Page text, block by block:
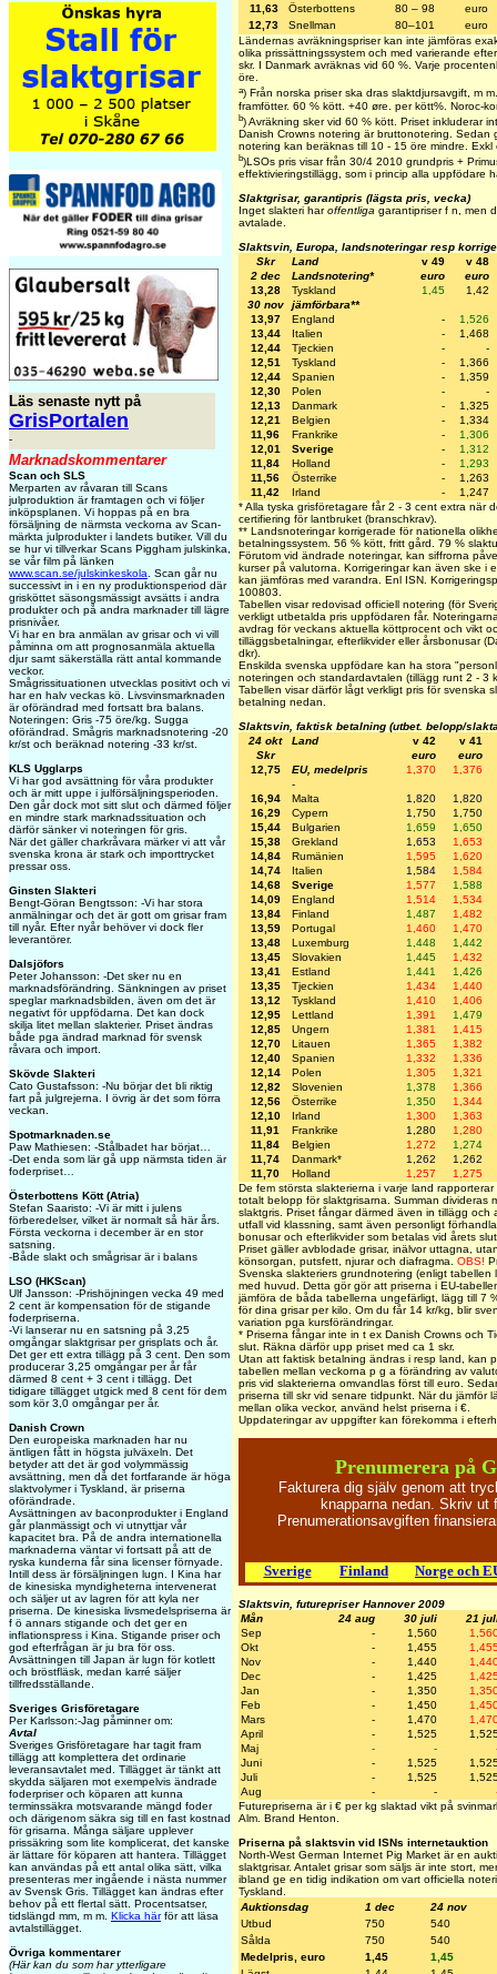
Läs senaste nytt på
GrisPortalen
-
Marknadskommentarer
Scan och SLS
Merparten av råvaran till Scans
julproduktion är framtagen och vi följer
inköpsplanen. Vi hoppas på en bra
försäljning de närmsta veckorna av Scan-
märkta julprodukter i landets butiker. Vill du
se hur vi tillverkar Scans Piggham julskinka,
se vår film på länken
www.scan.se/julskinkeskola . Scan går nu
successivt in i en ny produktionsperiod där
grisköttet säsongsmässigt avsätts i andra
produkter och på andra marknader till lägre
prisnivåer.
Vi har en bra anmälan av grisar och vi vill
påminna om att prognosanmäla aktuella
djur samt säkerställa rätt antal kommande
veckor.
Smågrissituationen utvecklas positivt och vi
har en halv veckas kö. Livsvinsmarknaden
är oförändrad med fortsatt bra balans.
Noteringen: Gris -75 öre/kg. Sugga
oförändrad. Smågris marknadsnotering -20
kr/st och beräknad notering -33 kr/st.
KLS Ugglarps
Vi har god avsättning för våra produkter
och är mitt uppe i julförsäljningsperioden.
Den går dock mot sitt slut och därmed följer
en mindre stark marknadssituation och
därför sänker vi noteringen för gris.
När det gäller charkråvara märker vi att vår
svenska krona är stark och importtrycket
pressar oss.
Ginsten Slakteri
Bengt-Göran Bengtsson: -Vi har stora
anmälningar och det är gott om grisar fram
till nyår. Efter nyår behöver vi dock fler
leverantörer.
Dalsjöfors
Peter Johansson: -Det sker nu en
marknadsförändring. Sänkningen av priset
speglar marknadsbilden, även om det är
negativt för uppfödarna. Det kan dock
skilja litet mellan slakterier. Priset ändras
både pga ändrad marknad för svensk
råvara och import.
Skövde Slakteri
Cato Gustafsson: -Nu börjar det bli riktig
fart på julgrejerna. I övrig är det som förra
veckan.
Spotmarknaden.se
Paw Mathiesen: -Stålbadet har börjat…
-Det enda som lär gå upp närmsta tiden är
foderpriset…
Österbottens Kött (Atria)
Stefan Saaristo: -Vi är mitt i julens
förberedelser, vilket är normalt så här års.
Första veckorna i december är en stor
satsning.
-Både slakt och smågrisar är i balans
LSO (HKScan)
Ulf Jansson: -Prishöjningen vecka 49 med
2 cent är kompensation för de stigande
foderpriserna.
-Vi lanserar nu en satsning på 3,25
omgångar slaktgrisar per grisplats och år.
Det ger ett extra tillägg på 3 cent. Den som
producerar 3,25 omgångar per år får
därmed 8 cent + 3 cent i tillägg. Det
tidigare tillägget utgick med 8 cent för dem
som kör 3,0 omgångar per år.
Danish Crown
Den europeiska marknaden har nu
äntligen fått in högsta julväxeln. Det
betyder att det är god volymmässig
avsättning, men då det fortfarande är höga
slaktvolymer i Tyskland, är priserna
oförändrade.
Avsättningen av baconprodukter i England
går planmässigt och vi utnyttjar vår
kapacitet bra. På de andra internationella
marknaderna väntar vi fortsatt på att de
ryska kunderna får sina licenser förnyade.
Intill dess är försäljningen lugn. I Kina har
de kinesiska myndigheterna intervenerat
och säljer ut av lagren för att kyla ner
priserna. De kinesiska livsmedelspriserna är
f ö annars stigande och det ger en
inflationspress i Kina. Stigande priser och
god efterfrågan är ju bra för oss.
Avsättningen till Japan är lugn för kotlett
och bröstfläsk, medan karré säljer
tillfredsställande.
Sveriges Grisföretagare
Per Karlsson:-Jag påminner om:
Avtal
Sveriges Grisföretagare har tagit fram
tillägg att komplettera det ordinarie
leveransavtalet med. Tillägget är tänkt att
skydda säljaren mot exempelvis ändrade
foderpriser och köparen att kunna
terminssäkra motsvarande mängd foder
och därigenom säkra sig till en fast kostnad
för grisarna. Många säljare upplever
prissäkring som lite komplicerat, det kanske
är lättare för köparen att hantera. Tillägget
kan användas på ett antal olika sätt, vilka
presenteras mer ingående i nästa nummer
av Svensk Gris. Tillägget kan ändras efter
behov på ett flertal sätt. Procentsatser,
tidslängd mm, m m. Klicka härför att läsa
avtalstillägget.
Övriga kommentarer
(Här kan du som har ytterligare
11,63
Österbottens 80 – 98
euro
12,73
Snellman 80–101
euro
Ländernas avräkningspriser kan inte jämföras
olika prissättningssystem och med varierande
skr. I Danmark avräknas vid 60 %. Varje
öre.
a) Från norska priser ska dras slaktdjursavgift, m
framfötter. 60 % kött. +40 øre. per kött%. Noroc-
b) Avräkning sker vid 60 % kött. Priset inkluderar
Danish Crowns notering är bruttonotering. Sedan
notering kan beräknas till 10 - 15 öre mindre. Exkl
b)LSOs pris visar från 30/4 2010 grundpris +
effektivieringstillägg, som i princip alla uppfödare
Slaktgrisar, garantipris (lägsta pris, vecka)
Inget slakteri haroffentliga garantipriser f n, men
avtalade.
Slaktsvin, Europa, landsnoteringar resp
Skr
Land v 49
v 48
2 dec
Landsnotering* euro
euro
13,28
Tyskland 1,45
1,42
30 nov
jämförbara**
13,97
England -
1,526
13,44
Italien -
1,468
12,44
Tjeckien -
-
12,51
Tyskland -
1,366
12,44
Spanien -
1,359
12,30
Polen -
-
12,13
Danmark -
1,325
12,21
Belgien -
1,334
11,96
Frankrike -
1,306
12,01
Sverige -
1,312
11,84
Holland -
1,293
11,56
Österrike -
1,263
11,42
Irland -
1,247
* Alla tyska grisföretagare får 2 - 3 cent extra när
certifiering för lantbruket (branschkrav).
** Landsnoteringar korrigerade för nationella
betalningssystem. 56 % kött, fritt gård. 79 %
Förutom vid ändrade noteringar, kan siffrorna
kurser på valutorna. Korrigeringar kan även ske i
kan jämföras med varandra. Enl ISN.
100803.
Tabellen visar redovisad officiell notering (för
verkligt utbetalda pris uppfödaren får.
avdrag för veckans aktuella köttprocent och vikt
tilläggsbetalningar, efterlikvider eller årsbonusar
dkr).
Enskilda svenska uppfödare kan ha stora
noteringen och standardavtalen (tillägg runt 2 - 3
Tabellen visar därför lågt verkligt pris för svenska
betalning nedan.
Slaktsvin, faktisk betalning (utbet. belopp/
24 okt
Land v 42
v 41
Skr
euro
euro
12,75
EU, medelpris 1,370
1,376
-
16,94
Malta 1,820
1,820
16,29
Cypern 1,750
1,750
15,44
Bulgarien 1,659
1,650
15,38
Grekland 1,653
1,653
14,84
Rumänien 1,595
1,620
14,74
Italien 1,584
1,584
14,68
Sverige 1,577
1,588
14,09
England 1,514
1,534
13,84
Finland 1,487
1,482
13,59
Portugal 1,460
1,470
13,48
Luxemburg 1,448
1,442
13,45
Slovakien 1,445
1,432
13,41
Estland 1,441
1,426
13,35
Tjeckien 1,434
1,440
13,12
Tyskland 1,410
1,406
12,95
Lettland 1,391
1,479
12,85
Ungern 1,381
1,415
12,70
Litauen 1,365
1,382
12,40
Spanien 1,332
1,336
12,14
Polen 1,305
1,321
12,82
Slovenien 1,378
1,366
12,56
Österrike 1,350
1,344
12,10
Irland 1,300
1,363
11,91
Frankrike 1,280
1,280
11,84
Belgien 1,272
1,274
11,74
Danmark* 1,262
1,262
11,70
Holland 1,257
1,275
De fem största slakterierna i varje land
totalt belopp för slaktgrisarna. Summan divideras
slaktgris. Priset fångar därmed även in tillägg och
utfall vid klassning, samt även personligt
bonusar och efterlikvider som betalas vid årets
Priset gäller avblodade grisar, inälvor uttagna,
könsorgan, putsfett, njurar och diafragma. OBS!
Svenska slakteriers grundnotering (enligt tabellen
med huvud. Detta gör gör att priserna i EU-
jämföra de båda tabellerna ungefärligt, lägg till 7
för dina grisar per kilo. Om du får 14 kr/kg, blir
variation pga kursförändringar.
* Priserna fångar inte in t ex Danish Crowns och
slut. Räkna därför upp priset med ca 1 skr.
Utan att faktisk betalning ändras i resp land, kan
tabellen mellan veckorna p g a förändring av
pris vid slakterierna omvandlas först till euro.
priserna till skr vid senare tidpunkt. När du jämför
mellan olika veckor, använd helst priserna i €.
Uppdateringar av uppgifter kan förekomma i
Prenumerera på
Fakturera dig själv genom att
knapparna nedan. Skriv ut
Prenumerationsavgiften
Sverige Finland Norge och
Slaktsvin, futurepriser Hannover 2009
Mån
24 aug 30 juli
21
Sep
- 1,560
Okt
- 1,455
Nov
- 1,440
Dec
- 1,425
Jan
- 1,350
Feb
- 1,450
Mars
- 1,470
April
- 1,525
Maj
- -
Juni
- 1,525
Juli
- 1,525
Aug
- -
Futurepriserna är i € per kg slaktad vikt på
Alm. Brand Henton.
Priserna på slaktsvin vid ISNs internetauktion
North-West German Internet Pig Market är en
slaktgrisar. Antalet grisar som säljs är inte stort,
ibland ge en tidig indikation om vart officiella
Tyskland.
Auktionsdag
1 dec
24 nov
Utbud
750
540
Sålda
750
540
Medelpris, euro
1,45
1,45